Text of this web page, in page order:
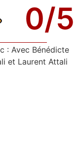
0/5
: Avec Bénédicte
et Laurent Attali